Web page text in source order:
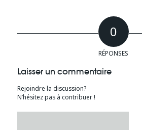
0
RÉPONSES
Laisser un commentaire
Rejoindre la discussion?
N’hésitez pas à contribuer !